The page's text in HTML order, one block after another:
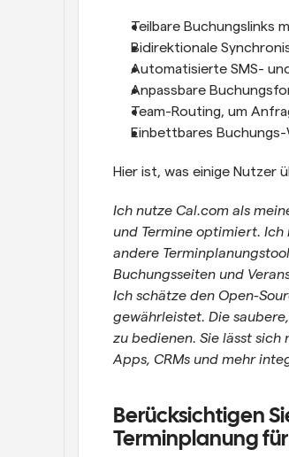
Teilbare Buchungslinks
Bidirektionale
Automatisierte SMS-
Anpassbare
Team-Routing, um
Einbettbares
Hier ist, was einige Nutzer
Ich nutze Cal.com als
und Termine optimiert.
andere
Buchungsseiten und
Ich schätze den Open-
gewährleistet. Die
zu bedienen. Sie lässt sich
Apps, CRMs und mehr
Berücksichtigen
Terminplanung